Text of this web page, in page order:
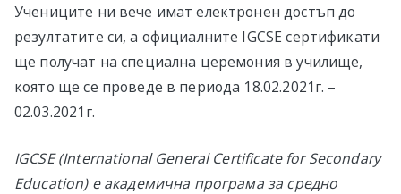
Учениците ни вече имат електронен достъп до
резултатите си, а официалните IGCSE сертификати
ще получат на специална церемония в училище,
която ще се проведе в периода 18.02.2021г. –
02.03.2021г.
IGCSE (International General Certificate for Secondary
Education) e академична програма за средно